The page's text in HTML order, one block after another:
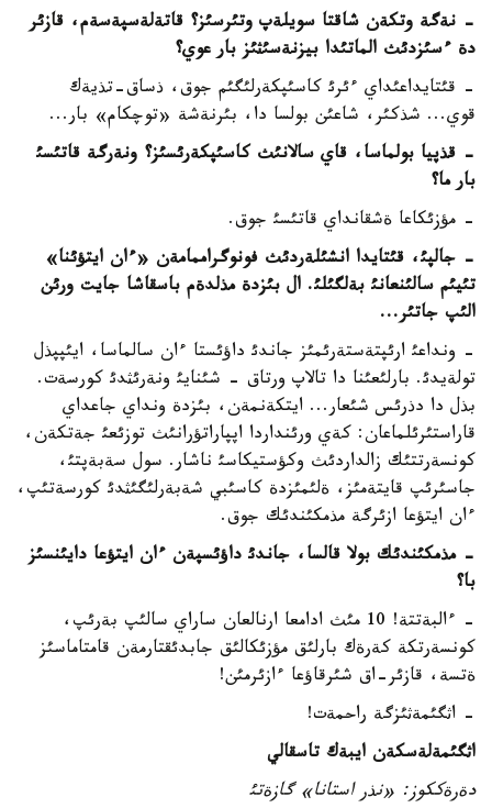
- نةگة وتكةن شاقتا سويلةپ وتئرسئز؟ قاتةلةسپةسةم، قازئر
دة ءسئزدئث الماتئدا بيزنةسئثئز بار عوي؟
- قئتايداعئداي ءئرئ كاسئپكةرلئگئم جوق، ذساق-تذيةك
قوي... شذكئر، شاعئن بولسا دا، بئرنةشة «توچكام» بار...
- قذپيا بولماسا، قاي سالانئث كاسئپكةرئسئز؟ ونةرگة قاتئسئ
بار ما؟
- مؤزئكاعا ةشقانداي قاتئسئ جوق.
- جالپئ، قئتايدا انشئلةردئث فونوگراممامةن «ءان ايتؤئنا»
تئيئم سالئنعانئ بةلگئلئ. ال بئزدة مذلدةم باسقاشا جايت ورئن
الئپ جاتئر...
- ونداعئ ارئپتةستةرئمئز جاندئ داؤئستا ءان سالماسا، ايئپپذل
تولةيدئ. بارلئعئنا دا تالاپ ورتاق - شئنايئ ونةرئثدئ كورسةت.
بذل دا دذرئس شئعار... ايتكةنمةن، بئزدة ونداي جاعداي
قاراستئرئلماعان: كةي ورئنداردا اپپاراتؤرانئث توزئعئ جةتكةن،
كونسةرتتئك زالداردئث وكؤستيكاسئ ناشار. سول سةبةپتئ،
جاسئرئپ قايتةمئز، ةلئمئزدة كاسئبي شةبةرلئگئثدئ كورسةتئپ،
ءان ايتؤعا ازئرگة مذمكئندئك جوق.
- مذمكئندئك بولا قالسا، جاندئ داؤئسپةن ءان ايتؤعا دايئنسئز
با؟
- ءالبةتتة! 10 مئث ادامعا ارنالعان ساراي سالئپ بةرئپ،
كونسةرتكة كةرةك بارلئق مؤزئكالئق جابدئقتارمةن قامتاماسئز
ةتسة، قازئر-اق شئرقاؤعا ءازئرمئن!
- اثگئمةثئزگة راحمةت!
اثگئمةلةسكةن ايبةك تاسقالي
دةرةككوز: «نذر استانا» گازةتئ